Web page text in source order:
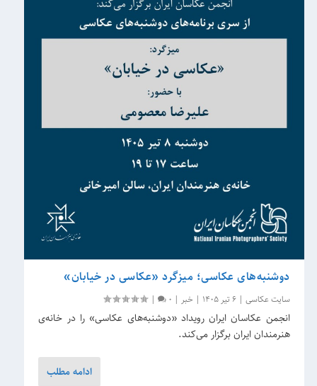
دوشنبه‌های عکاسی؛ میزگرد «عکاسی در خیابان»
سایت عکاسی |6 تیر 1405 | خبر |
0
|
انجمن عکاسان ایران رویداد «دوشنبه‌های عکاسی» را در خانه‌ی
هنرمندان ایران برگزار می‌کند.
ادامه مطلب